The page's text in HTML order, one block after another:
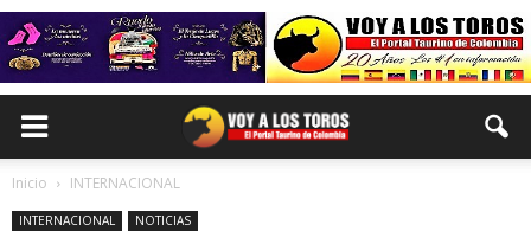
Inicio INTERNACIONAL
INTERNACIONAL NOTICIAS